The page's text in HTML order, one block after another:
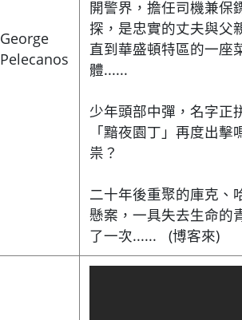
George
Pelecanos
開警界，擔任司機兼保
探，是忠實的丈夫與父
直到華盛頓特區的一座
體......
少年頭部中彈，名字正
「黯夜園丁」再度出
祟？
二十年後重聚的庫克、
懸案，一具失去生命的
了一次...... (博客來)